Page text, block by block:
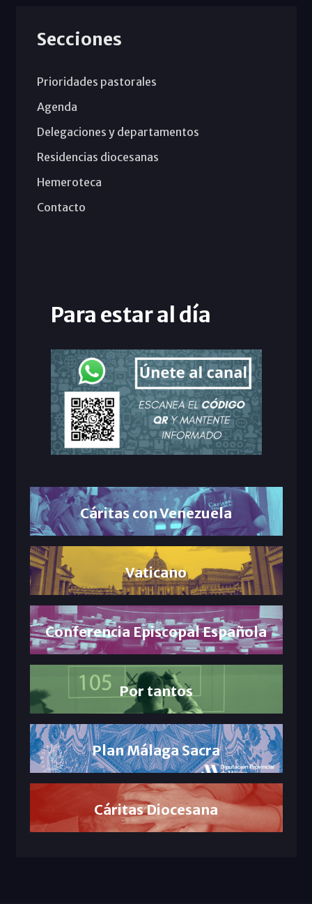
Secciones
Prioridades pastorales
Agenda
Delegaciones y departamentos
Residencias diocesanas
Hemeroteca
Contacto
Para estar al día
Cáritas con Venezuela
Vaticano
Conferencia Episcopal Española
Por tantos
Plan Málaga Sacra
Cáritas Diocesana